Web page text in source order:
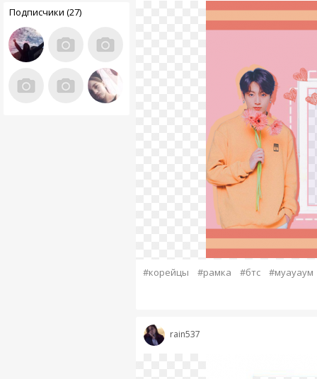
Подписчики (27)
#корейцы #рамка #бтс #муауаум
rain537